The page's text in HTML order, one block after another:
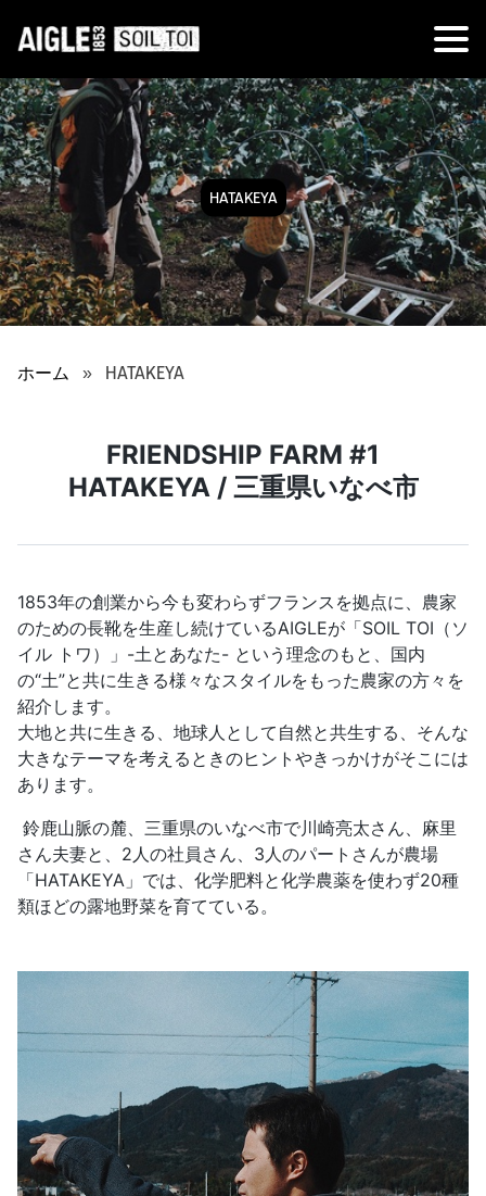
HATAKEYA
ホーム HATAKEYA
FRIENDSHIP FARM #1
HATAKEYA / 三重県いなべ市
1853年の創業から今も変わらずフランスを拠点に、農家
のための長靴を生産し続けているAIGLEが「SOIL TOI（ソ
イル トワ）」-土とあなた- という理念のもと、国内
の“土”と共に生きる様々なスタイルをもった農家の方々を
紹介します。
大地と共に生きる、地球人として自然と共生する、そんな
大きなテーマを考えるときのヒントやきっかけがそこには
あります。
鈴鹿山脈の麓、三重県のいなべ市で川崎亮太さん、麻里
さん夫妻と、2人の社員さん、3人のパートさんが農場
「HATAKEYA」では、化学肥料と化学農薬を使わず20種
類ほどの露地野菜を育てている。